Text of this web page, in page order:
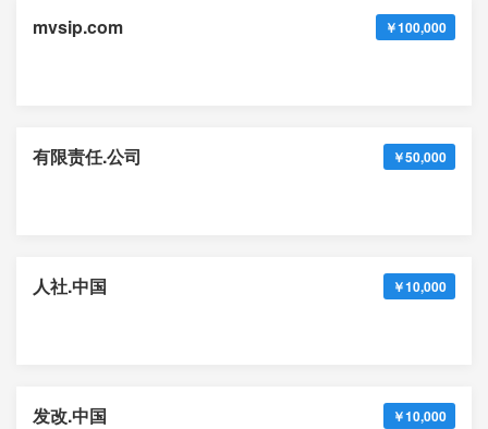
mvsip.com ￥100,000
有限责任.公司 ￥50,000
人社.中国 ￥10,000
发改.中国 ￥10,000